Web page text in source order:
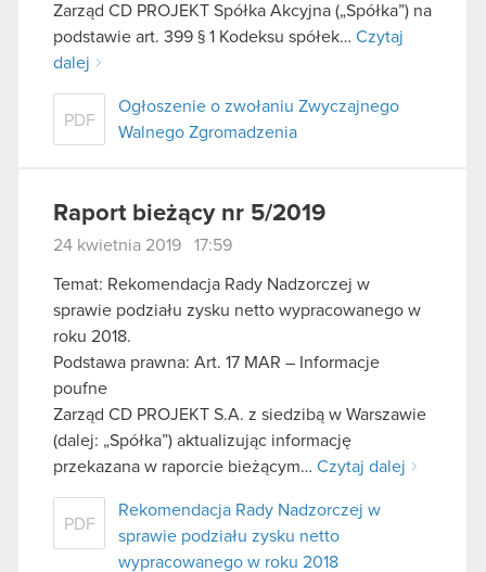
Zarząd CD PROJEKT Spółka Akcyjna („Spółka”) na
podstawie art. 399 § 1 Kodeksu spółek… Czytaj
dalej
PDF
Ogłoszenie o zwołaniu Zwyczajnego
Walnego Zgromadzenia
Raport bieżący nr 5/2019
24 kwietnia 2019 17:59
Temat: Rekomendacja Rady Nadzorczej w
sprawie podziału zysku netto wypracowanego w
roku 2018.
Podstawa prawna: Art. 17 MAR – Informacje
poufne
Zarząd CD PROJEKT S.A. z siedzibą w Warszawie
(dalej: „Spółka”) aktualizując informację
przekazana w raporcie bieżącym… Czytaj dalej
PDF
Rekomendacja Rady Nadzorczej w
sprawie podziału zysku netto
wypracowanego w roku 2018